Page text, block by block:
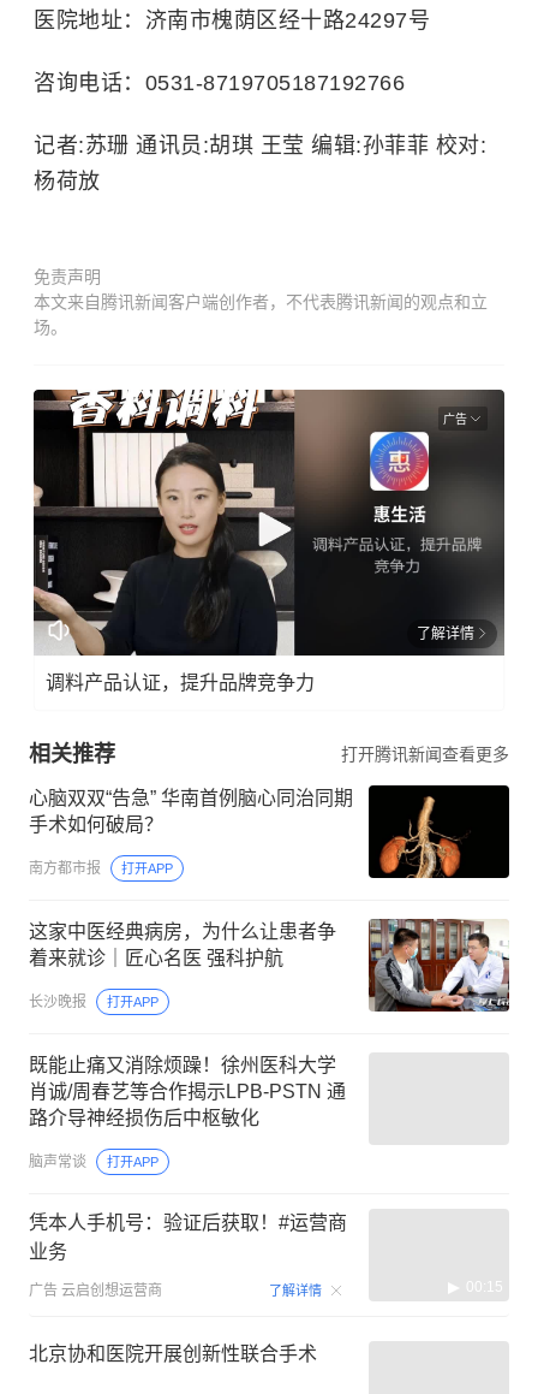
医院地址：济南市槐荫区经十路24297号
咨询电话：0531-8719705187192766
记者:苏珊 通讯员:胡琪 王莹 编辑:孙菲菲 校对:
杨荷放
免责声明
本文来自腾讯新闻客户端创作者，不代表腾讯新闻的观点和立
场。
广告
了解详情
调料产品认证，提升品牌竞争力
相关推荐 打开腾讯新闻查看更多
心脑双双“告急” 华南首例脑心同治同期
手术如何破局？
南方都市报 打开APP
这家中医经典病房，为什么让患者争
着来就诊｜匠心名医 强科护航
长沙晚报 打开APP
既能止痛又消除烦躁！徐州医科大学
肖诚/周春艺等合作揭示LPB-PSTN 通
路介导神经损伤后中枢敏化
脑声常谈 打开APP
凭本人手机号：验证后获取！#运营商
业务
广告 云启创想运营商 了解详情 00:15
北京协和医院开展创新性联合手术